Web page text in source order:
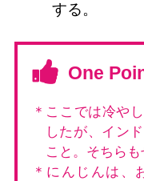
する。
One
＊ここでは冷や
したが、イン
こと。そちらも
＊にんじんは、